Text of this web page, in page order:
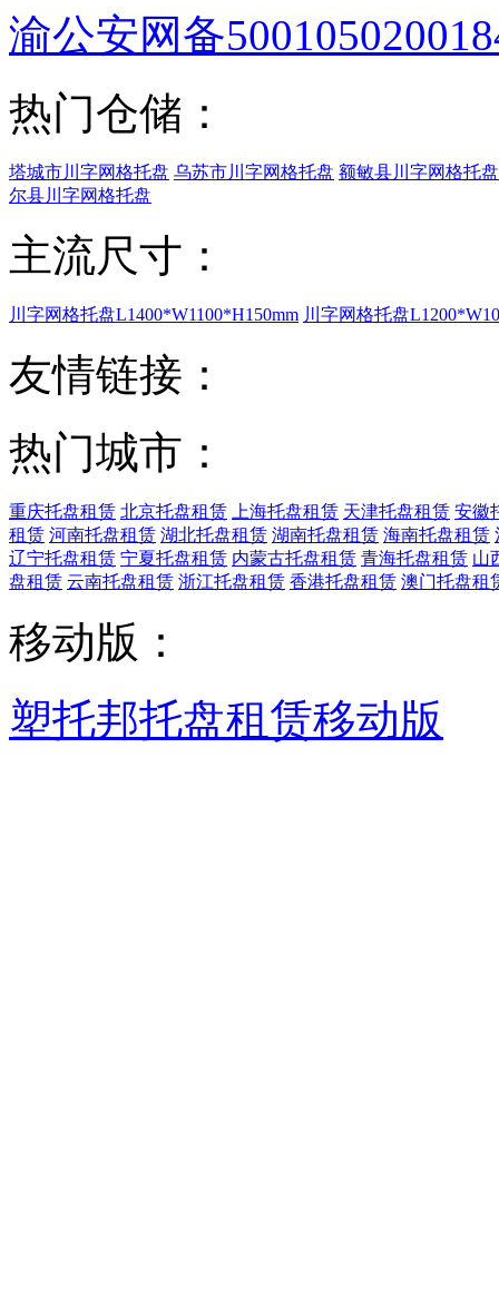
渝公安网备
热门仓储：
塔城市川字网格托盘 乌苏市川字网格托盘 额敏县川字网格托盘
尔县川字网格托盘
主流尺寸：
川字网格托盘L1400*W1100*H150mm 川字网格托盘
友情链接：
热门城市：
重庆托盘租赁 北京托盘租赁 上海托盘租赁 天津托盘租赁 安徽
租赁 河南托盘租赁 湖北托盘租赁 湖南托盘租赁 海南托盘租赁
辽宁托盘租赁 宁夏托盘租赁 内蒙古托盘租赁 青海托盘租赁 山
盘租赁 云南托盘租赁 浙江托盘租赁 香港托盘租赁 澳门托盘租
移动版：
塑托邦托盘租赁移动版